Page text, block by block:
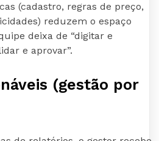
(cadastro, regras de preço,
reduzem o espaço
deixa de “digitar e
e aprovar”.
(gestão por